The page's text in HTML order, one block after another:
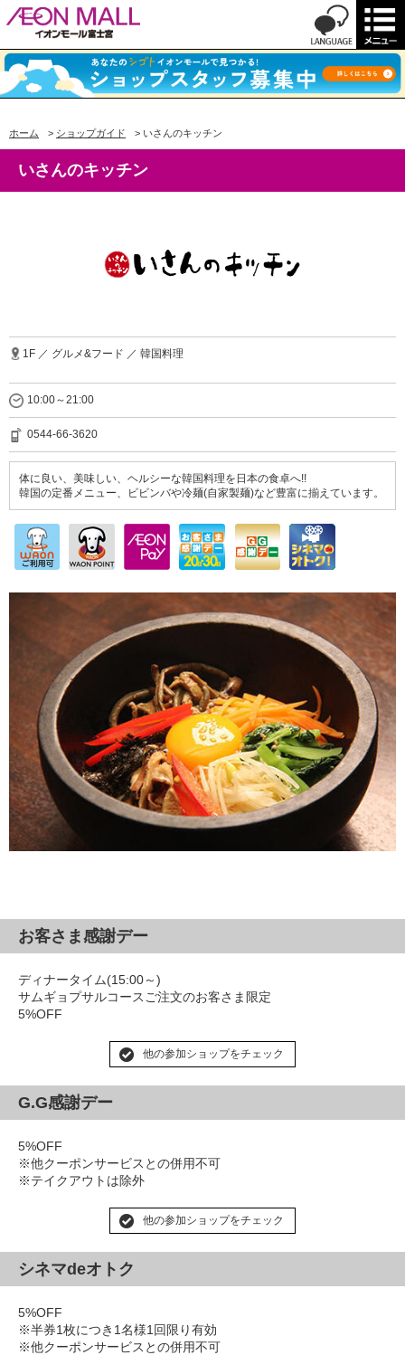
ホーム > ショップガイド > いさんのキッチン
いさんのキッチン
1F ／ グルメ&フード ／ 韓国料理
10:00～21:00
0544-66-3620
体に良い、美味しい、ヘルシーな韓国料理を日本の食卓へ!!
韓国の定番メニュー、ビビンバや冷麺(自家製麺)など豊富に揃えています。
お客さま感謝デー
ディナータイム(15:00～)
サムギョプサルコースご注文のお客さま限定
5%OFF
他の参加ショップをチェック
G.G感謝デー
5%OFF
※他クーポンサービスとの併用不可
※テイクアウトは除外
他の参加ショップをチェック
シネマdeオトク
5%OFF
※半券1枚につき1名様1回限り有効
※他クーポンサービスとの併用不可